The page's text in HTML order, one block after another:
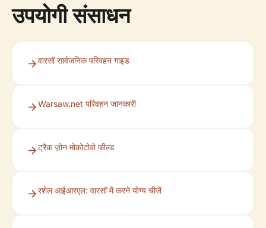
उपयोगी संसाधन
वारसॉ सार्वजनिक परिवहन गाइड
Warsaw.net परिवहन जानकारी
ट्रैक ज़ोन मोकोटोवो फील्ड
रशेल आईआरएल: वारसॉ में करने योग्य चीजें